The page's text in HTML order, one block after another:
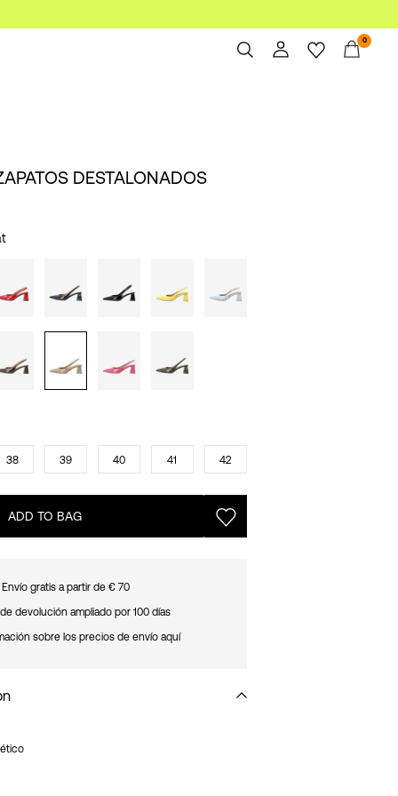
0
DESTALONADOS
38 39 40 41 42
ADD TO BAG
Envío gratis a partir de € 70
devolución ampliado por 100 días
sobre los precios de envío aquí